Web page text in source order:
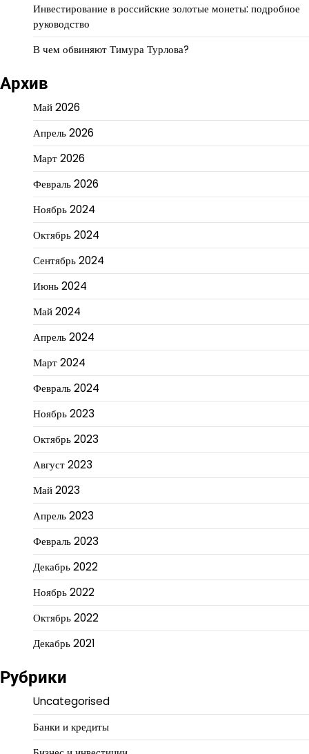
Инвестирование в российские золотые монеты: подробное
руководство
В чем обвиняют Тимура Турлова?
Архив
Май 2026
Апрель 2026
Март 2026
Февраль 2026
Ноябрь 2024
Октябрь 2024
Сентябрь 2024
Июнь 2024
Май 2024
Апрель 2024
Март 2024
Февраль 2024
Ноябрь 2023
Октябрь 2023
Август 2023
Май 2023
Апрель 2023
Февраль 2023
Декабрь 2022
Ноябрь 2022
Октябрь 2022
Декабрь 2021
Рубрики
Uncategorised
Банки и кредиты